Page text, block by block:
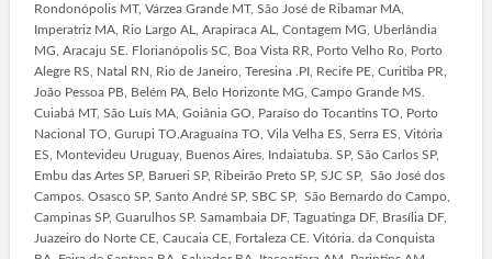
Rondonópolis MT, Várzea Grande MT, São José de Ribamar MA,
Imperatriz MA, Rio Largo AL, Arapiraca AL, Contagem MG, Uberlândia
MG, Aracaju SE. Florianópolis SC, Boa Vista RR, Porto Velho Ro, Porto
Alegre RS, Natal RN, Rio de Janeiro, Teresina .PI, Recife PE, Curitiba PR,
João Pessoa PB, Belém PA, Belo Horizonte MG, Campo Grande MS.
Cuiabá MT, São Luís MA, Goiânia GO, Paraíso do Tocantins TO, Porto
Nacional TO, Gurupi TO.Araguaína TO, Vila Velha ES, Serra ES, Vitória
ES, Montevideu Uruguay, Buenos Aires, Indaiatuba. SP, São Carlos SP,
Embu das Artes SP, Barueri SP, Ribeirão Preto SP, SJC SP, São José dos
Campos. Osasco SP, Santo André SP, SBC SP, São Bernardo do Campo,
Campinas SP, Guarulhos SP. Samambaia DF, Taguatinga DF, Brasília DF,
Juazeiro do Norte CE, Caucaia CE, Fortaleza CE. Vitória. da Conquista